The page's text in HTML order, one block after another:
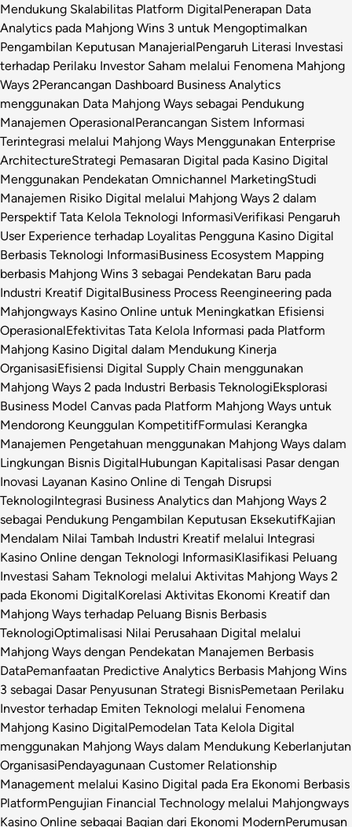
Mendukung Skalabilitas Platform DigitalPenerapan Data
Analytics pada Mahjong Wins 3 untuk Mengoptimalkan
Pengambilan Keputusan ManajerialPengaruh Literasi Investasi
terhadap Perilaku Investor Saham melalui Fenomena Mahjong
Ways 2Perancangan Dashboard Business Analytics
menggunakan Data Mahjong Ways sebagai Pendukung
Manajemen OperasionalPerancangan Sistem Informasi
Terintegrasi melalui Mahjong Ways Menggunakan Enterprise
ArchitectureStrategi Pemasaran Digital pada Kasino Digital
Menggunakan Pendekatan Omnichannel MarketingStudi
Manajemen Risiko Digital melalui Mahjong Ways 2 dalam
Perspektif Tata Kelola Teknologi InformasiVerifikasi Pengaruh
User Experience terhadap Loyalitas Pengguna Kasino Digital
Berbasis Teknologi InformasiBusiness Ecosystem Mapping
berbasis Mahjong Wins 3 sebagai Pendekatan Baru pada
Industri Kreatif DigitalBusiness Process Reengineering pada
Mahjongways Kasino Online untuk Meningkatkan Efisiensi
OperasionalEfektivitas Tata Kelola Informasi pada Platform
Mahjong Kasino Digital dalam Mendukung Kinerja
OrganisasiEfisiensi Digital Supply Chain menggunakan
Mahjong Ways 2 pada Industri Berbasis TeknologiEksplorasi
Business Model Canvas pada Platform Mahjong Ways untuk
Mendorong Keunggulan KompetitifFormulasi Kerangka
Manajemen Pengetahuan menggunakan Mahjong Ways dalam
Lingkungan Bisnis DigitalHubungan Kapitalisasi Pasar dengan
Inovasi Layanan Kasino Online di Tengah Disrupsi
TeknologiIntegrasi Business Analytics dan Mahjong Ways 2
sebagai Pendukung Pengambilan Keputusan EksekutifKajian
Mendalam Nilai Tambah Industri Kreatif melalui Integrasi
Kasino Online dengan Teknologi InformasiKlasifikasi Peluang
Investasi Saham Teknologi melalui Aktivitas Mahjong Ways 2
pada Ekonomi DigitalKorelasi Aktivitas Ekonomi Kreatif dan
Mahjong Ways terhadap Peluang Bisnis Berbasis
TeknologiOptimalisasi Nilai Perusahaan Digital melalui
Mahjong Ways dengan Pendekatan Manajemen Berbasis
DataPemanfaatan Predictive Analytics Berbasis Mahjong Wins
3 sebagai Dasar Penyusunan Strategi BisnisPemetaan Perilaku
Investor terhadap Emiten Teknologi melalui Fenomena
Mahjong Kasino DigitalPemodelan Tata Kelola Digital
menggunakan Mahjong Ways dalam Mendukung Keberlanjutan
OrganisasiPendayagunaan Customer Relationship
Management melalui Kasino Digital pada Era Ekonomi Berbasis
PlatformPengujian Financial Technology melalui Mahjongways
Kasino Online sebagai Bagian dari Ekonomi ModernPerumusan